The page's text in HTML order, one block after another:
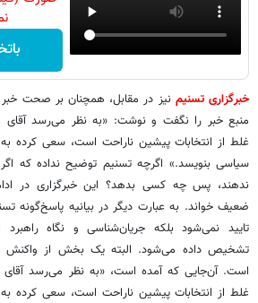
خبرگزاری تسنیم نیز در مقابل، همچنان بر صحت
منبع خبر را نگفت و نوشت: «به نظر می‌رسد آقای
غلط از انتخابات پیشین ناراحت است، سعی کرده به
سیاسی بنویسد.» اگرچه تسنیم توضیح نداده که
ندهند، پس چه کسی بدهد؟ این خبرگزاری در
ضعیف خواند. به عبارت دیگر در بیانیه پاسخ‌گونه
تایید نمی‌شود بلکه جریان‌شناسی و نگاه
تشخیص داده می‌شود. البته یک بخش از
است. آن‌جایی که آمده است، «به نظر می‌رسد آقای
غلط از انتخابات پیشین ناراحت است، سعی کرده به